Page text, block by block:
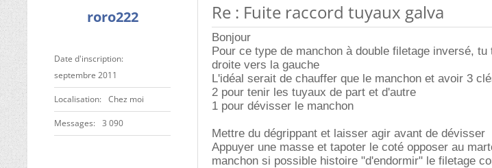
roro222
Date d'inscription
septembre 2011
Localisation Chez moi
Messages 3 090
Re : Fuite raccord tuyaux galva
Bonjour
Pour ce type de manchon à double filetage inversé,
droite vers la gauche
L'idéal serait de chauffer que le manchon et avoir 3
2 pour tenir les tuyaux de part et d'autre
1 pour dévisser le manchon
Mettre du dégrippant et laisser agir avant de dévisser
Appuyer une masse et tapoter le coté opposer au
manchon si possible histoire "d'endormir" le filetage